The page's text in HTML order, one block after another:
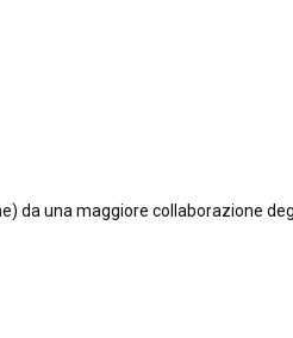
da una maggiore collaborazione